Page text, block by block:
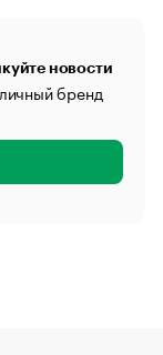
новости
бренд